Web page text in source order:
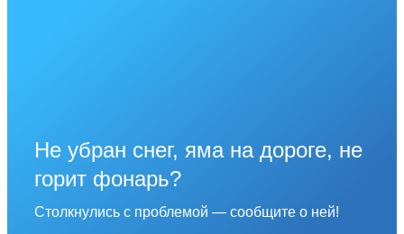
Не убран снег, яма на дороге, не
горит фонарь?
Столкнулись с проблемой — сообщите о ней!